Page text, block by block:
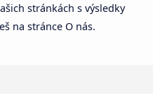
stránkách s výsledky
na stránce O nás.